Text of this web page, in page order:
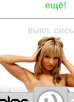
ещё!
—————
выкл.